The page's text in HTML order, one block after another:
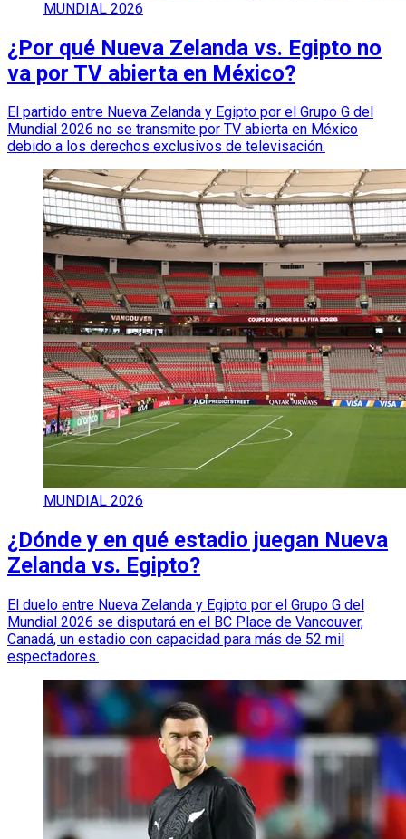
MUNDIAL 2026
¿Por qué Nueva Zelanda vs. Egipto no
va por TV abierta en México?
El partido entre Nueva Zelanda y Egipto por el Grupo G del
Mundial 2026 no se transmite por TV abierta en México
debido a los derechos exclusivos de televisación.
MUNDIAL 2026
¿Dónde y en qué estadio juegan Nueva
Zelanda vs. Egipto?
El duelo entre Nueva Zelanda y Egipto por el Grupo G del
Mundial 2026 se disputará en el BC Place de Vancouver,
Canadá, un estadio con capacidad para más de 52 mil
espectadores.